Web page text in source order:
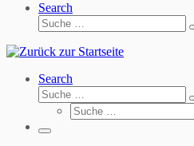
Search
Suche
Search
Suche
Suche
Menü